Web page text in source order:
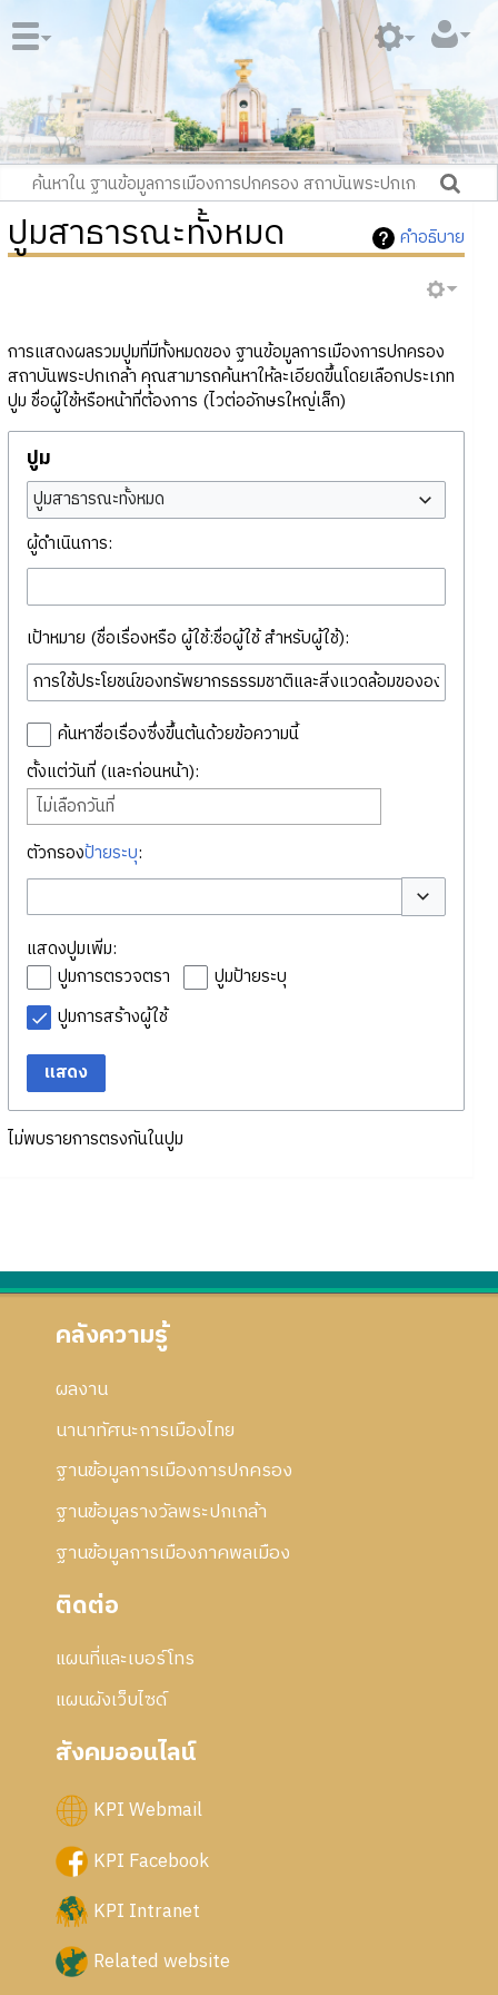
คำอธิบาย
ปูมสาธารณะทั้งหมด
การแสดงผลรวมปูมที่มีทั้งหมดของ ฐานข้อมูลการเมืองการปกครอง
สถาบันพระปกเกล้า คุณสามารถค้นหาให้ละเอียดขึ้นโดยเลือกประเภท
ปูม ชื่อผู้ใช้หรือหน้าที่ต้องการ (ไวต่ออักษรใหญ่เล็ก)
ปูม
ปูมสาธารณะทั้งหมด
ผู้ดำเนินการ:
เป้าหมาย (ชื่อเรื่องหรือ ผู้ใช้:ชื่อผู้ใช้ สำหรับผู้ใช้):
ค้นหาชื่อเรื่องซึ่งขึ้นต้นด้วยข้อความนี้
ตั้งแต่วันที่ (และก่อนหน้า):
ไม่เลือกวันที่
ตัวกรองป้ายระบุ:
สลับตัวเลือก
แสดงปูมเพิ่ม:
ปูมการตรวจตรา
ปูมป้ายระบุ
ปูมการสร้างผู้ใช้
แสดง
ไม่พบรายการตรงกันในปูม
คลังความรู้
ผลงาน
นานาทัศนะการเมืองไทย
ฐานข้อมูลการเมืองการปกครอง
ฐานข้อมูลรางวัลพระปกเกล้า
ฐานข้อมูลการเมืองภาคพลเมือง
ติดต่อ
แผนที่และเบอร์โทร
แผนผังเว็บไซด์
สังคมออนไลน์
KPI Webmail
KPI Facebook
KPI Intranet
Related website